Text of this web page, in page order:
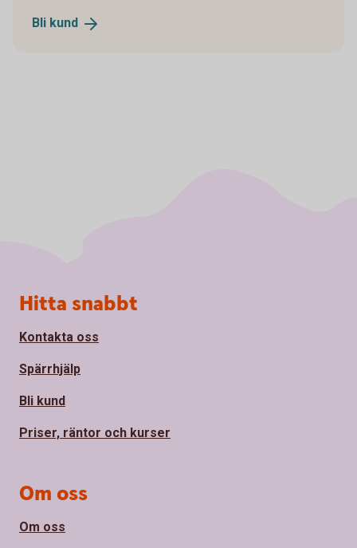
Bli kund
Sidfot
Hitta snabbt
Kontakta oss
Spärrhjälp
Bli kund
Priser, räntor och kurser
Om oss
Om oss